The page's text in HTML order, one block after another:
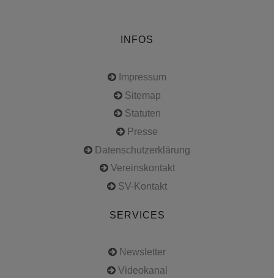
INFOS
Impressum
Sitemap
Statuten
Presse
Datenschutzerklärung
Vereinskontakt
SV-Kontakt
SERVICES
Newsletter
Videokanal